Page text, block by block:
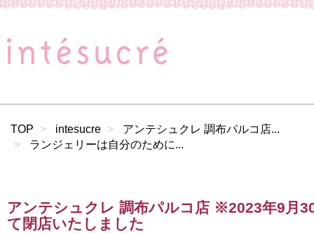
TOP intesucre
アンテシュクレ 調布パルコ店...
ランジェリーは自分のために...
アンテシュクレ 調布パルコ店 ※2023年9月
て閉店いたしました